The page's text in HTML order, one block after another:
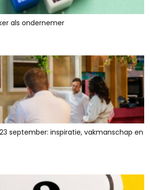
als ondernemer
september: inspiratie, vakmanschap en